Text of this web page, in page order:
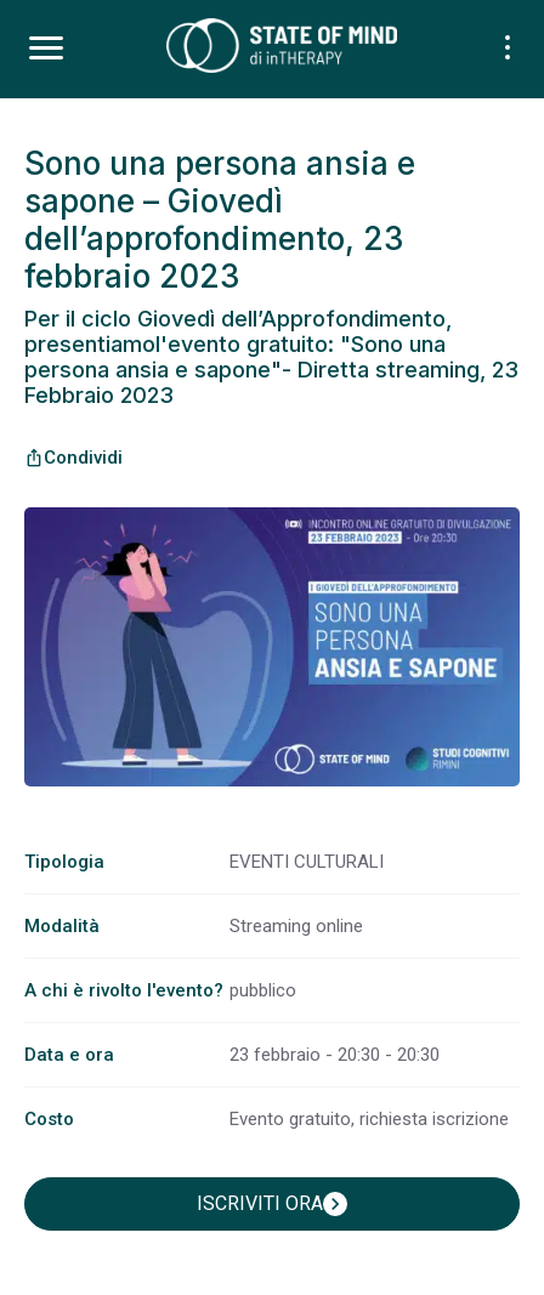
Sono una persona ansia e
sapone – Giovedì
dell’approfondimento, 23
febbraio 2023
Per il ciclo Giovedì dell’Approfondimento,
presentiamol'evento gratuito: "Sono una
persona ansia e sapone"- Diretta streaming, 23
Febbraio 2023
ios_shareCondividi
Tipologia EVENTI CULTURALI
Modalità Streaming online
A chi è rivolto l'evento? pubblico
Data e ora 23 febbraio - 20:30 - 20:30
Costo Evento gratuito, richiesta iscrizione
ISCRIVITI ORAchevron_right